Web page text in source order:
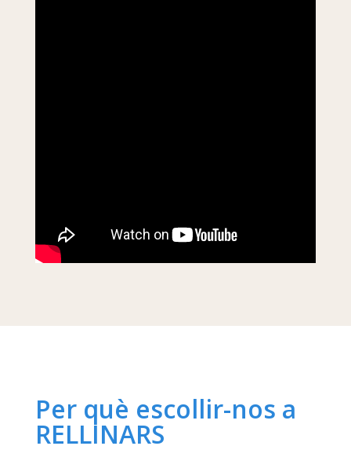
Per què escollir-nos a
RELLINARS